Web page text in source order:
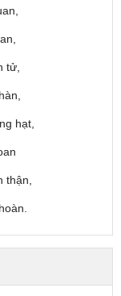
tử,
hạt,
thận,